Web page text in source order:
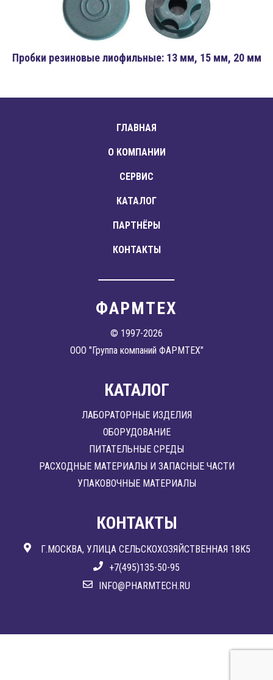
Пробки резиновые лиофильные: 13 мм, 15 мм, 20 мм
ГЛАВНАЯ
О КОМПАНИИ
СЕРВИС
КАТАЛОГ
ПАРТНЁРЫ
КОНТАКТЫ
ФАРМТЕХ
© 1997-2026
ООО "Группа компаний ФАРМТЕХ"
КАТАЛОГ
ЛАБОРАТОРНЫЕ ИЗДЕЛИЯ
ОБОРУДОВАНИЕ
ПИТАТЕЛЬНЫЕ СРЕДЫ
РАСХОДНЫЕ МАТЕРИАЛЫ И ЗАПАСНЫЕ ЧАСТИ
УПАКОВОЧНЫЕ МАТЕРИАЛЫ
КОНТАКТЫ
Г.МОСКВА, УЛИЦА СЕЛЬСКОХОЗЯЙСТВЕННАЯ 18К5
+7(495)135-50-95
INFO@PHARMTECH.RU